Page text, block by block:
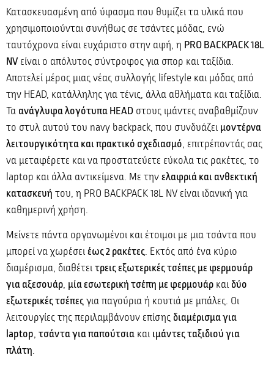
Κατασκευασμένη από ύφασμα που θυμίζει τα υλικά που
χρησιμοποιούνται συνήθως σε τσάντες μόδας, ενώ
ταυτόχρονα είναι ευχάριστο στην αφή, η PRO BACKPACK 18L
NV είναι ο απόλυτος σύντροφος για σπορ και ταξίδια.
Αποτελεί μέρος μιας νέας συλλογής lifestyle και μόδας από
την HEAD, κατάλληλης για τένις, άλλα αθλήματα και ταξίδια.
Τα ανάγλυφα λογότυπα HEAD στους ιμάντες αναβαθμίζουν
το στυλ αυτού του navy backpack, που συνδυάζει μοντέρνα
λειτουργικότητα και πρακτικό σχεδιασμό, επιτρέποντάς σας
να μεταφέρετε και να προστατεύετε εύκολα τις ρακέτες, το
laptop και άλλα αντικείμενα. Με τηνελαφριά και ανθεκτική
κατασκευή του, η PRO BACKPACK 18L NV είναι ιδανική για
καθημερινή χρήση.
Μείνετε πάντα οργανωμένοι και έτοιμοι με μια τσάντα που
μπορεί να χωρέσειέως 2 ρακέτες. Εκτός από ένα κύριο
διαμέρισμα, διαθέτειτρεις εξωτερικές τσέπες με φερμουάρ
για αξεσουάρ, μία εσωτερική τσέπη με φερμουάρ και δύο
εξωτερικές τσέπεςγια παγούρια ή κουτιά με μπάλες. Οι
λειτουργίες της περιλαμβάνουν επίσης διαμέρισμα για
laptop, τσάντα για παπούτσια και ιμάντες ταξιδιού για
πλάτη.